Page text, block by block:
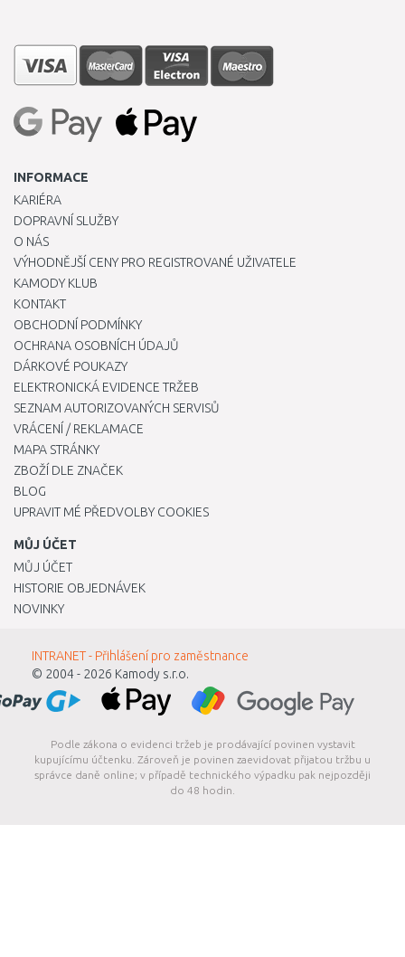
INFORMACE
KARIÉRA
DOPRAVNÍ SLUŽBY
O NÁS
VÝHODNĚJŠÍ CENY PRO REGISTROVANÉ UŽIVATELE
KAMODY KLUB
KONTAKT
OBCHODNÍ PODMÍNKY
OCHRANA OSOBNÍCH ÚDAJŮ
DÁRKOVÉ POUKAZY
ELEKTRONICKÁ EVIDENCE TRŽEB
SEZNAM AUTORIZOVANÝCH SERVISŮ
VRÁCENÍ / REKLAMACE
MAPA STRÁNKY
ZBOŽÍ DLE ZNAČEK
BLOG
UPRAVIT MÉ PŘEDVOLBY COOKIES
MŮJ ÚČET
MŮJ ÚČET
HISTORIE OBJEDNÁVEK
NOVINKY
INTRANET - Přihlášení pro zaměstnance
© 2004 - 2026 Kamody s.r.o.
Podle zákona o evidenci tržeb je prodávající povinen vystavit
kupujícímu účtenku. Zároveň je povinen zaevidovat přijatou tržbu u
správce daně online; v případě technického výpadku pak nejpozději
do 48 hodin.